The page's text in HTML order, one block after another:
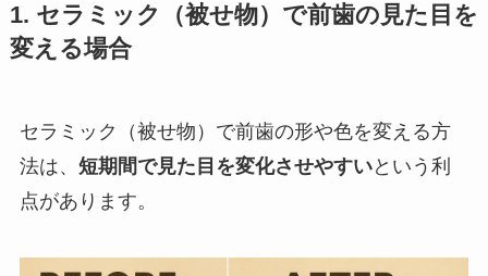
1. セラミック（被せ物）で前歯の見た目を
変える場合
セラミック（被せ物）で前歯の形や色を変える方
法は、 短期間で見た目を変化させやすいという利
点があります。